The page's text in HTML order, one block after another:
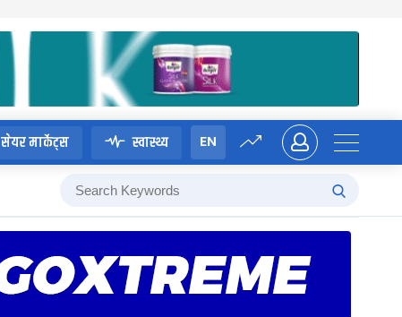
सेयर मार्केट्स स्वास्थ्य EN